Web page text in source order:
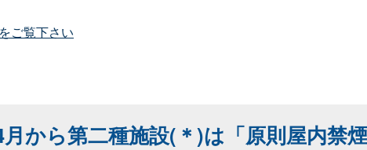
ご覧下さい
から第二種施設(＊)は「原則屋内禁